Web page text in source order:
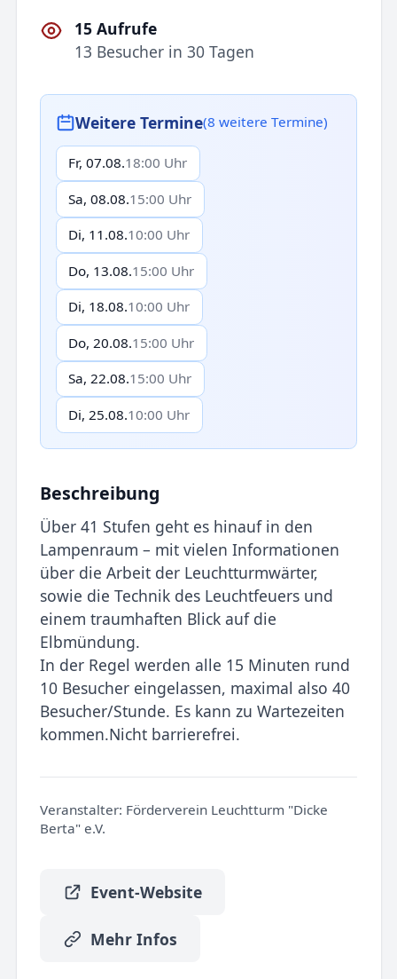
15 Aufrufe
13 Besucher in 30 Tagen
Weitere Termine(8 weitere Termine)
Fr, 07.08.18:00 Uhr
Sa, 08.08.15:00 Uhr
Di, 11.08.10:00 Uhr
Do, 13.08.15:00 Uhr
Di, 18.08.10:00 Uhr
Do, 20.08.15:00 Uhr
Sa, 22.08.15:00 Uhr
Di, 25.08.10:00 Uhr
Beschreibung
Über 41 Stufen geht es hinauf in den
Lampenraum – mit vielen Informationen
über die Arbeit der Leuchtturmwärter,
sowie die Technik des Leuchtfeuers und
einem traumhaften Blick auf die
Elbmündung.
In der Regel werden alle 15 Minuten rund
10 Besucher eingelassen, maximal also 40
Besucher/Stunde. Es kann zu Wartezeiten
kommen.Nicht barrierefrei.
Veranstalter: Förderverein Leuchtturm "Dicke
Berta" e.V.
Event-Website
Mehr Infos